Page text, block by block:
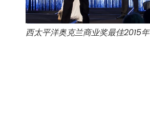
西太平洋奥克兰商业奖最佳2015年